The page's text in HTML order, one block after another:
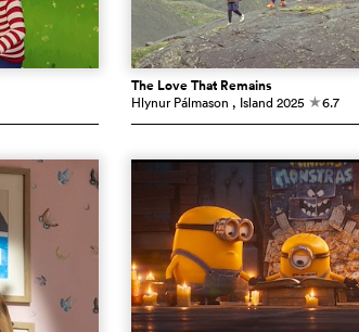
The Love That Remains
Hlynur Pálmason , Island 2025 c6.7